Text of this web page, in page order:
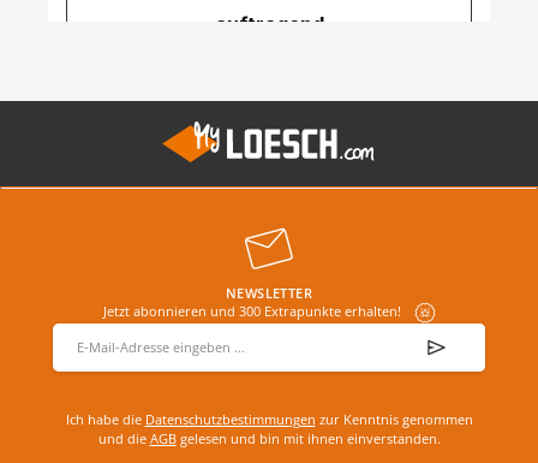
NEWSLETTER
Jetzt abonnieren und 300 Extrapunkte erhalten!
E-Mail-Adresse
Ich habe die Datenschutzbestimmungen zur Kenntnis genommen
und die AGBgelesen und bin mit ihnen einverstanden.